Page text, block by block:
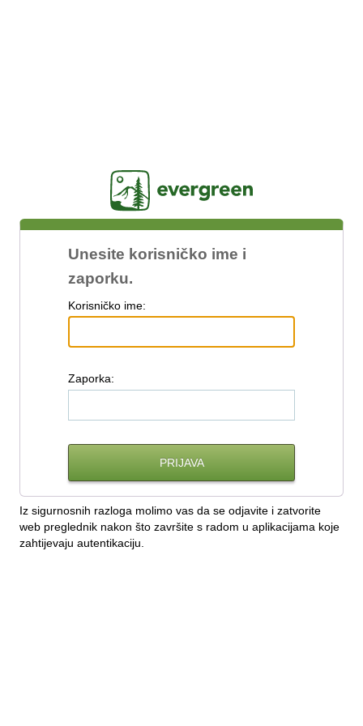
Unesite korisničko ime i
zaporku.
Korisničko ime:
Zaporka:
Iz sigurnosnih razloga molimo vas da se odjavite i zatvorite
web preglednik nakon što završite s radom u aplikacijama koje
zahtijevaju autentikaciju.